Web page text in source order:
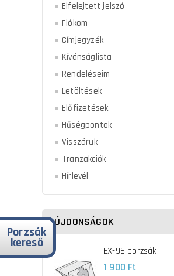
Porzsák
kereső
Elfelejtett jelszó
Fiókom
Címjegyzék
Kívánságlista
Rendeléseim
Letöltések
Előfizetések
Hűségpontok
Visszáruk
Tranzakciók
Hírlevél
ÚJDONSÁGOK
EX-96 porzsák
1 900 Ft